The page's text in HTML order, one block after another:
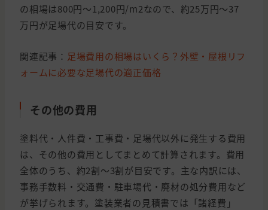
の相場は800円〜1,200円/m2なので、約25万円〜37
万円が足場代の目安です。
関連記事： 足場費用の相場はいくら？外壁・屋根リフ
ォームに必要な足場代の適正価格
その他の費用
塗料代・人件費・工事費・足場代以外に発生する費用
は、その他の費用としてまとめて計算されます。費用
全体のうち、約2割〜3割が目安です。主な内訳には、
事務手数料・交通費・駐車場代・廃材の処分費用など
が挙げられます。塗装業者の見積書では「諸経費」